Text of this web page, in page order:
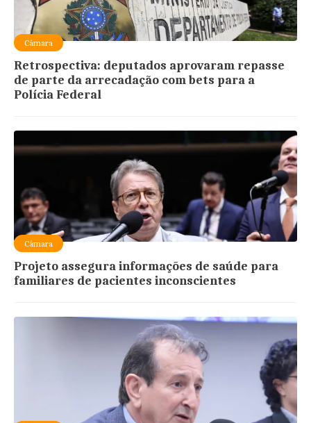
Câmara
Retrospectiva: deputados aprovaram repasse
de parte da arrecadação com bets para a
Polícia Federal
Câmara
Projeto assegura informações de saúde para
familiares de pacientes inconscientes